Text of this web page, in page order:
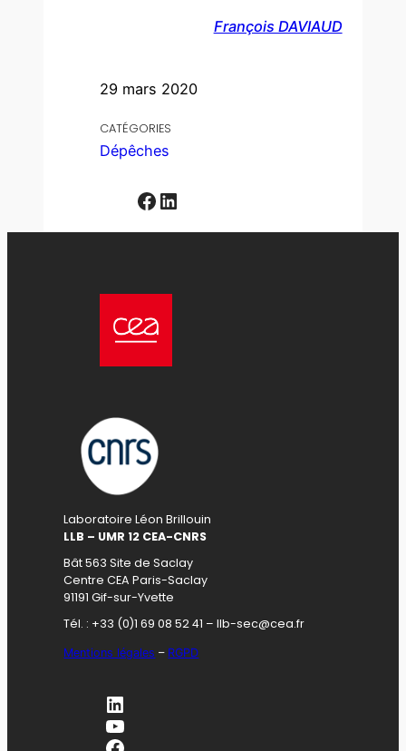
29 mars 2020
CATÉGORIES
Dépêches
Facebook LinkedIn
François DAVIAUD
Laboratoire Léon Brillouin
LLB – UMR 12 CEA-CNRS
Bât 563 Site de Saclay
Centre CEA Paris-Saclay
91191 Gif-sur-Yvette
Tél. : +33 (0)1 69 08 52 41 – llb-sec@cea.fr
Mentions légales – RGPD
LinkedIn
YouTube